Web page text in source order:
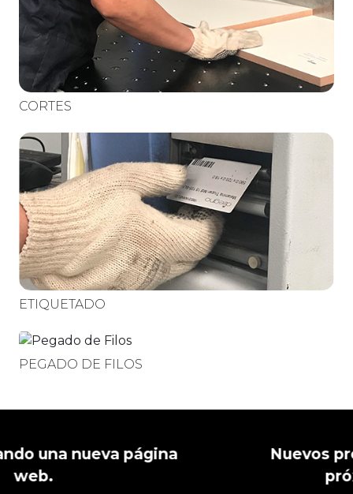
CORTES
ETIQUETADO
PEGADO DE FILOS
Nuevos productos y servicios